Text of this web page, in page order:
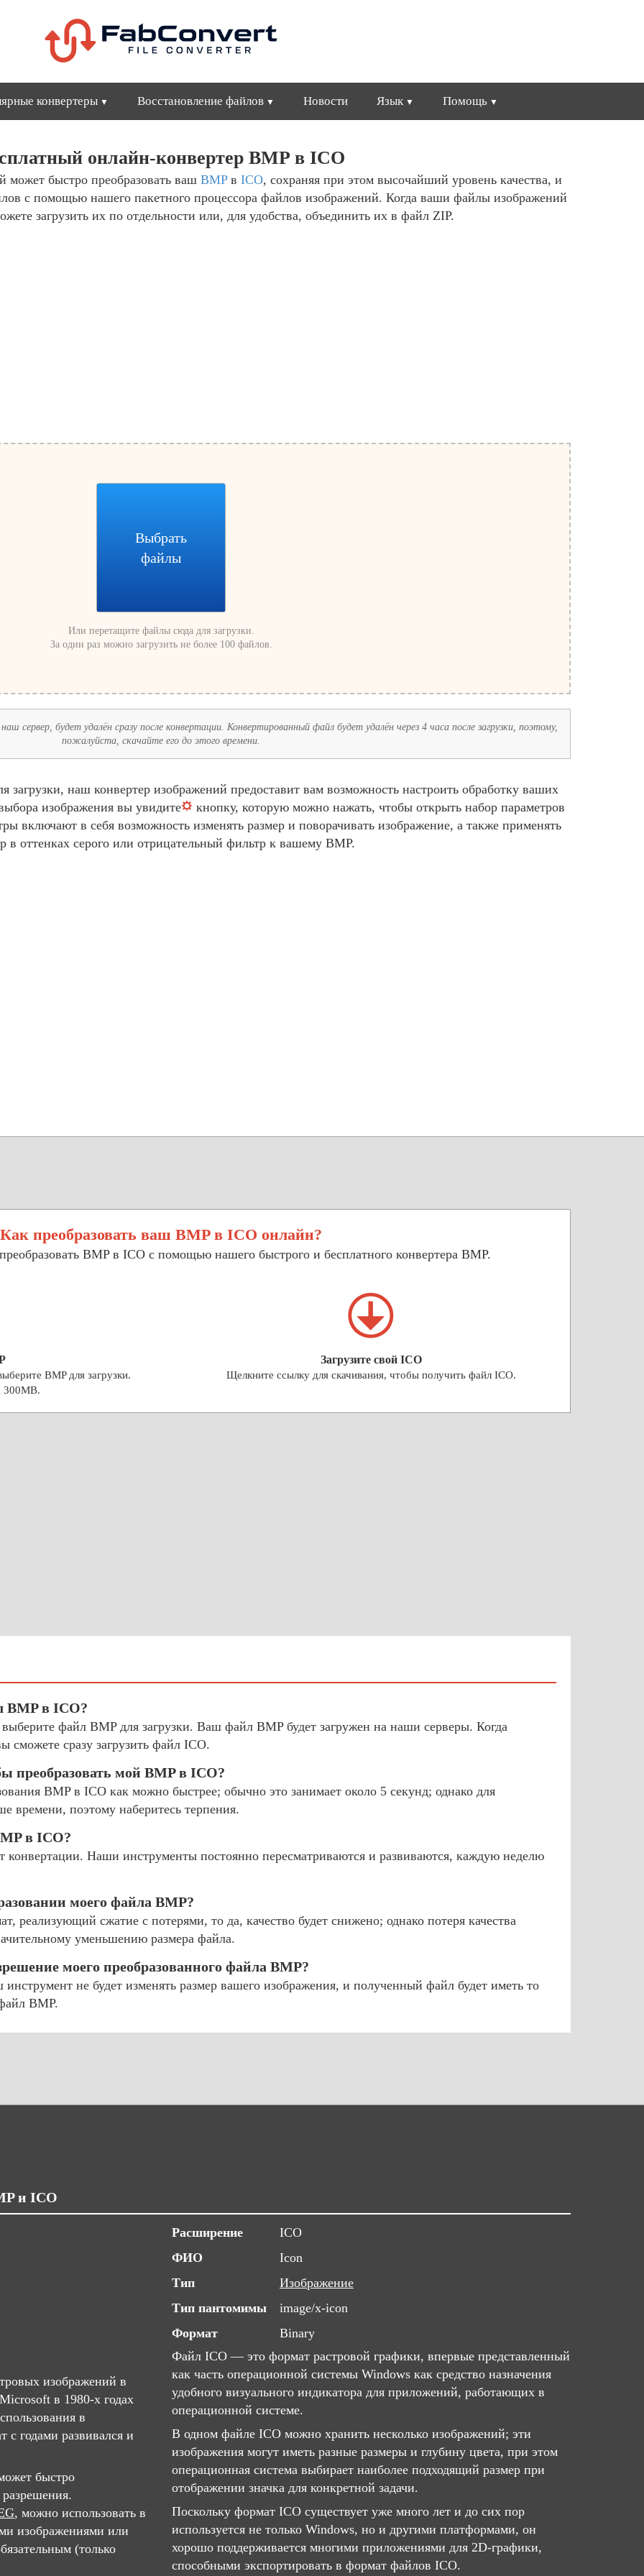
конвертеры Восстановление файлов Новости Язык Помощь
онлайн-конвертер BMP в ICO
может быстро преобразовать ваш BMPв ICO, сохраняя при этом высочайший уровень качества, и
с помощью нашего пакетного процессора файлов изображений. Когда ваши файлы изображений
загрузить их по отдельности или, для удобства, объединить их в файл ZIP.
Выбрать
файлы
Или перетащите файлы сюда для загрузки.
За один раз можно загрузить не более 100 файлов.
сервер, будет удалён сразу после конвертации. Конвертированный файл будет удалён через 4 часа после загрузки, поэтому,
пожалуйста, скачайте его до этого времени.
наш конвертер изображений предоставит вам возможность настроить обработку ваших
изображения вы увидите
кнопку, которую можно нажать, чтобы открыть набор параметров
включают в себя возможность изменять размер и поворачивать изображение, а также применять
в оттенках серого или отрицательный фильтр к вашему BMP.
Как преобразовать ваш BMP в ICO онлайн?
BMP в ICO с помощью нашего быстрого и бесплатного конвертера BMP.
BMP для загрузки.
300MB.
Загрузите свой ICO
Щелкните ссылку для скачивания, чтобы получить файл ICO.
BMP в ICO?
файл BMP для загрузки. Ваш файл BMP будет загружен на наши серверы. Когда
сможете сразу загрузить файл ICO.
преобразовать мой BMP в ICO?
BMP в ICO как можно быстрее; обычно это занимает около 5 секунд; однако для
времени, поэтому наберитесь терпения.
в ICO?
Наши инструменты постоянно пересматриваются и развиваются, каждую неделю
моего файла BMP?
реализующий сжатие с потерями, то да, качество будет снижено; однако потеря качества
уменьшению размера файла.
моего преобразованного файла BMP?
не будет изменять размер вашего изображения, и полученный файл будет иметь то
BMP.
и ICO
изображений в
в 1980-х годах
в
с годами развивался и
быстро
, можно использовать в
изображениями или
(только
Расширение
ICO
ФИО
Icon
Тип
Изображение
Тип пантомимы
image/x-icon
Формат
Binary
Файл ICO — это формат растровой графики, впервые представленный
как часть операционной системы Windows как средство назначения
удобного визуального индикатора для приложений, работающих в
операционной системе.
В одном файле ICO можно хранить несколько изображений; эти
изображения могут иметь разные размеры и глубину цвета, при этом
операционная система выбирает наиболее подходящий размер при
отображении значка для конкретной задачи.
Поскольку формат ICO существует уже много лет и до сих пор
используется не только Windows, но и другими платформами, он
хорошо поддерживается многими приложениями для 2D-графики,
способными экспортировать в формат файлов ICO.